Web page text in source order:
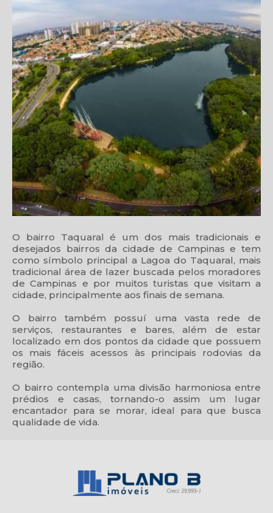
O bairro Taquaral é um dos mais tradicionais e
desejados bairros da cidade de Campinas e tem
como símbolo principal a Lagoa do Taquaral, mais
tradicional área de lazer buscada pelos moradores
de Campinas e por muitos turistas que visitam a
cidade, principalmente aos finais de semana.
O bairro também possuí uma vasta rede de
serviços, restaurantes e bares, além de estar
localizado em dos pontos da cidade que possuem
os mais fáceis acessos às principais rodovias da
região.
O bairro contempla uma divisão harmoniosa entre
prédios e casas, tornando-o assim um lugar
encantador para se morar, ideal para que busca
qualidade de vida.